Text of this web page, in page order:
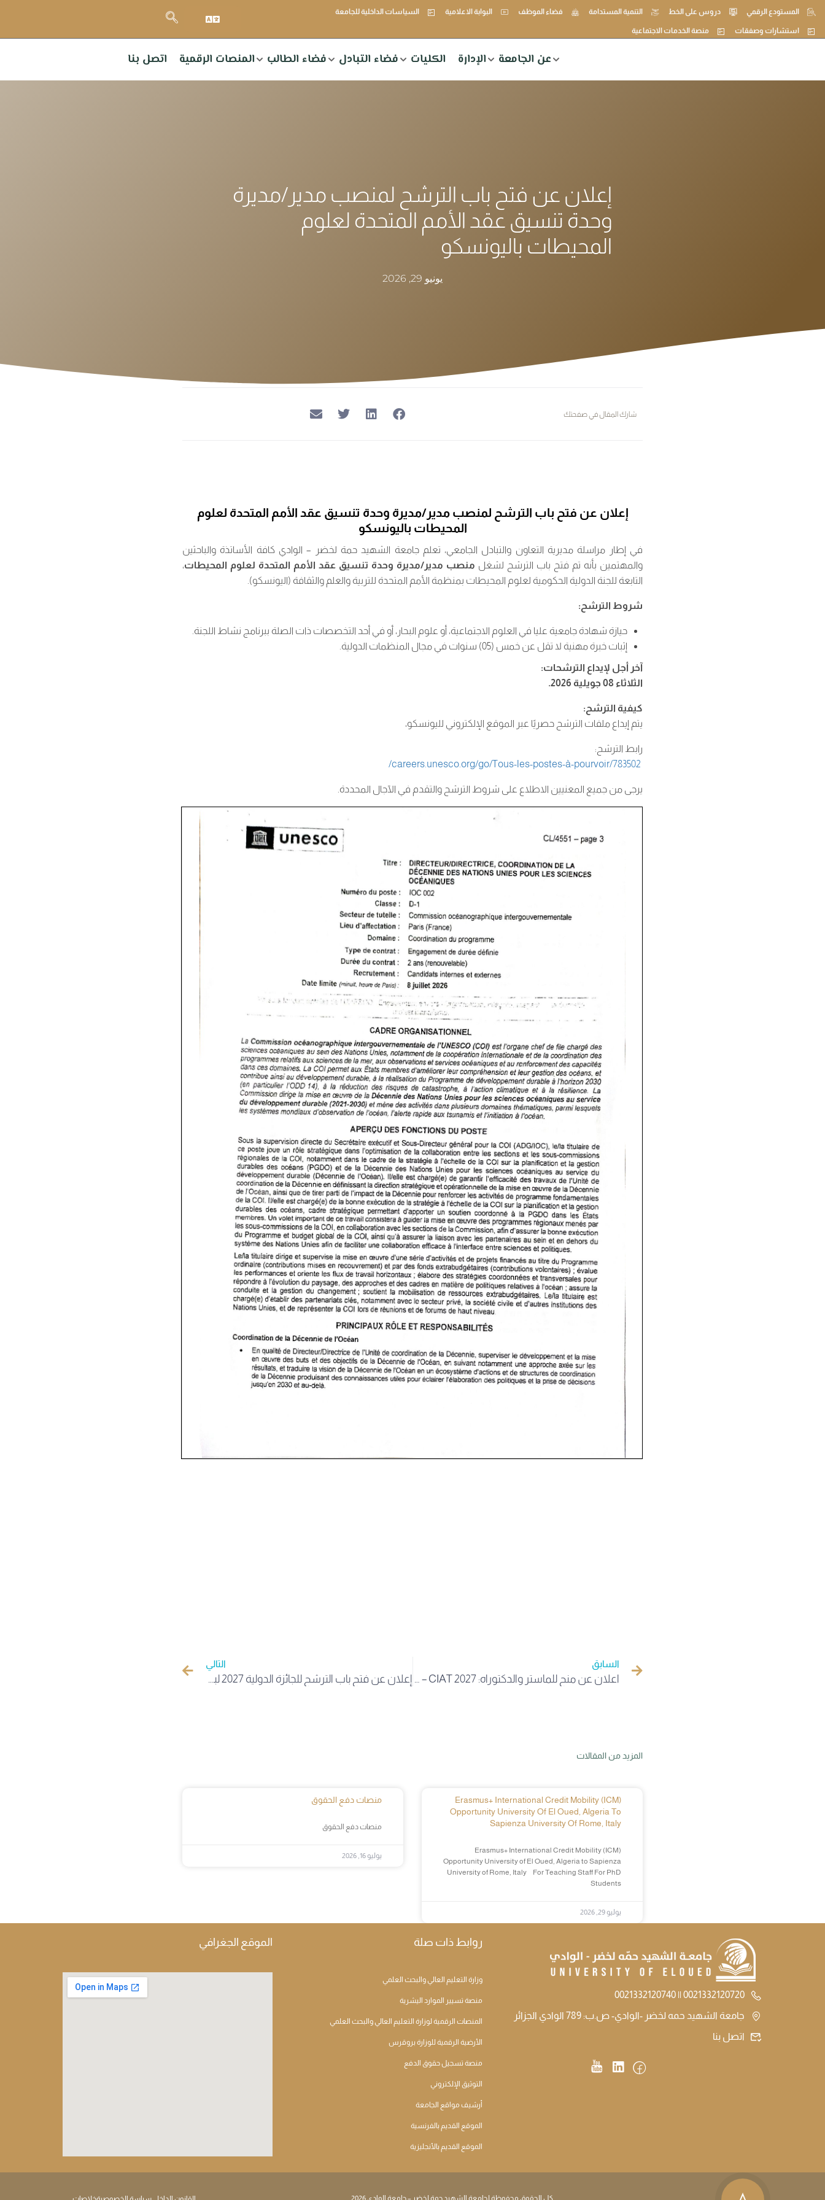
المستودع الرقمي دروس على الخط التنمية المستدامة فضاء الموظف البوابة الاعلامية السياسات الداخلية للجامعة
استشارات وصفقات منصة الخدمات الاجتماعية
عن الجامعة الإدارة الكليات فضاء التبادل فضاء الطالب المنصات الرقمية اتصل بنا
إعلان عن فتح باب الترشح لمنصب مدير/مديرة
وحدة تنسيق عقد الأمم المتحدة لعلوم
المحيطات باليونسكو
يونيو 29, 2026
شارك المقال في صفحتك
إعلان عن فتح باب الترشح لمنصب مدير/مديرة وحدة تنسيق عقد الأمم المتحدة لعلوم
المحيطات باليونسكو
في إطار مراسلة مديرية التعاون والتبادل الجامعي، تعلم جامعة الشهيد حمة لخضر – الوادي كافة الأساتذة والباحثين
والمهتمين بأنه تم فتح باب الترشح لشغل منصب مدير/مديرة وحدة تنسيق عقد الأمم المتحدة لعلوم المحيطات،
التابعة للجنة الدولية الحكومية لعلوم المحيطات بمنظمة الأمم المتحدة للتربية والعلم والثقافة (اليونسكو).
شروط الترشح:
حيازة شهادة جامعية عليا في العلوم الاجتماعية، أو علوم البحار، أو في أحد التخصصات ذات الصلة ببرنامج نشاط اللجنة.
إثبات خبرة مهنية لا تقل عن خمس (05) سنوات في مجال المنظمات الدولية.
آخر أجل لإيداع الترشحات:
الثلاثاء 08 جويلية 2026.
كيفية الترشح:
يتم إيداع ملفات الترشح حصريًا عبر الموقع الإلكتروني لليونسكو،
رابط الترشح:
careers.unesco.org/go/Tous-les-postes-à-pourvoir/783502/
يرجى من جميع المعنيين الاطلاع على شروط الترشح والتقدم في الآجال المحددة.
السابق التالي
المزيد من المقالات
Erasmus+ International Credit Mobility (ICM)
Opportunity University Of El Oued, Algeria To
Sapienza University Of Rome, Italy
Erasmus+ International Credit Mobility (ICM)
Opportunity University of El Oued, Algeria to Sapienza
University of Rome, Italy For Teaching Staff For PhD
Students
يوليو 29, 2026
منصات دفع الحقوق
منصات دفع الحقوق
يوليو 16, 2026
0021332120720 || 0021332120740
جامعة الشهيد حمه لخضر -الوادي- ص.ب: 789 الوادي الجزائر
اتصل بنا
روابط ذات صلة
وزارة التعليم العالي والبحث العلمي
منصة تسيير الموارد اليشرية
المنصات الرقمية لوزارة التعليم العالي والبحث العلمي
الأرضية الرقمية للوزارة بروقرس
منصة تسجيل حقوق الدفع
التوثيق الإلكتروني
أرشيف مواقع الجامعة
الموقع القديم بالفرنسية
الموقع القديم بالأنجليزية
الموقع الجغرافي
كل الحقوق محفوظة لجامعة الشهيد حمة لخضر – جامعة الوادي 2026